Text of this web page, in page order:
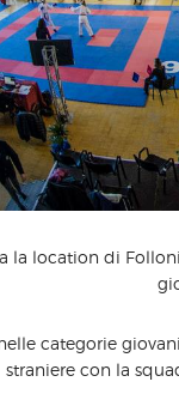
la location di
categorie
straniere con la